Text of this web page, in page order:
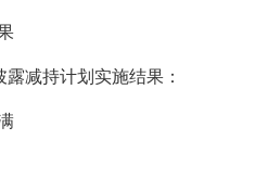
减持计划实施结果：